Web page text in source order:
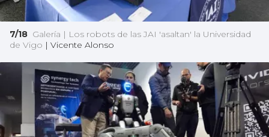
7/18 Galería | Los robots de las JAI 'asaltan' la Universidad
de Vigo | Vicente Alonso